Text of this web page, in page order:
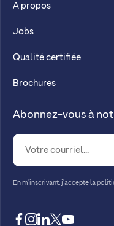
A propos
Jobs
Qualité certifiée
Brochures
Abonnez-vous à
En m’inscrivant, j’accepte la
facebook
instagram
linkedin
twitteryoutube